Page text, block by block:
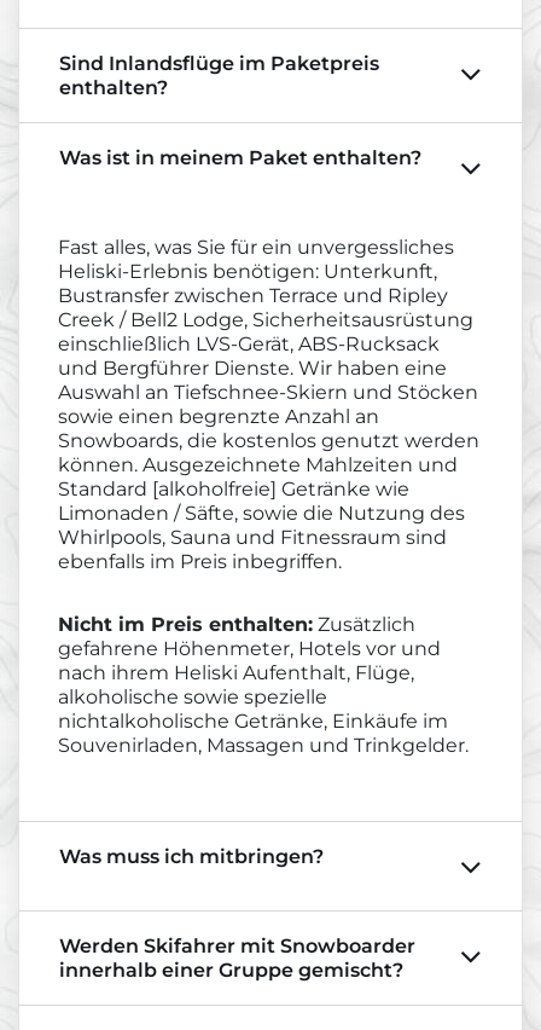
Sind Inlandsflüge im Paketpreis
enthalten?
Was ist in meinem Paket enthalten?
Fast alles, was Sie für ein unvergessliches
Heliski-Erlebnis benötigen: Unterkunft,
Bustransfer zwischen Terrace und Ripley
Creek / Bell2 Lodge, Sicherheitsausrüstung
einschließlich LVS-Gerät, ABS-Rucksack
und Bergführer Dienste. Wir haben eine
Auswahl an Tiefschnee-Skiern und Stöcken
sowie einen begrenzte Anzahl an
Snowboards, die kostenlos genutzt werden
können. Ausgezeichnete Mahlzeiten und
Standard [alkoholfreie] Getränke wie
Limonaden / Säfte, sowie die Nutzung des
Whirlpools, Sauna und Fitnessraum sind
ebenfalls im Preis inbegriffen.
Nicht im Preis enthalten: Zusätzlich
gefahrene Höhenmeter, Hotels vor und
nach ihrem Heliski Aufenthalt, Flüge,
alkoholische sowie spezielle
nichtalkoholische Getränke, Einkäufe im
Souvenirladen, Massagen und Trinkgelder.
Was muss ich mitbringen?
Werden Skifahrer mit Snowboarder
innerhalb einer Gruppe gemischt?